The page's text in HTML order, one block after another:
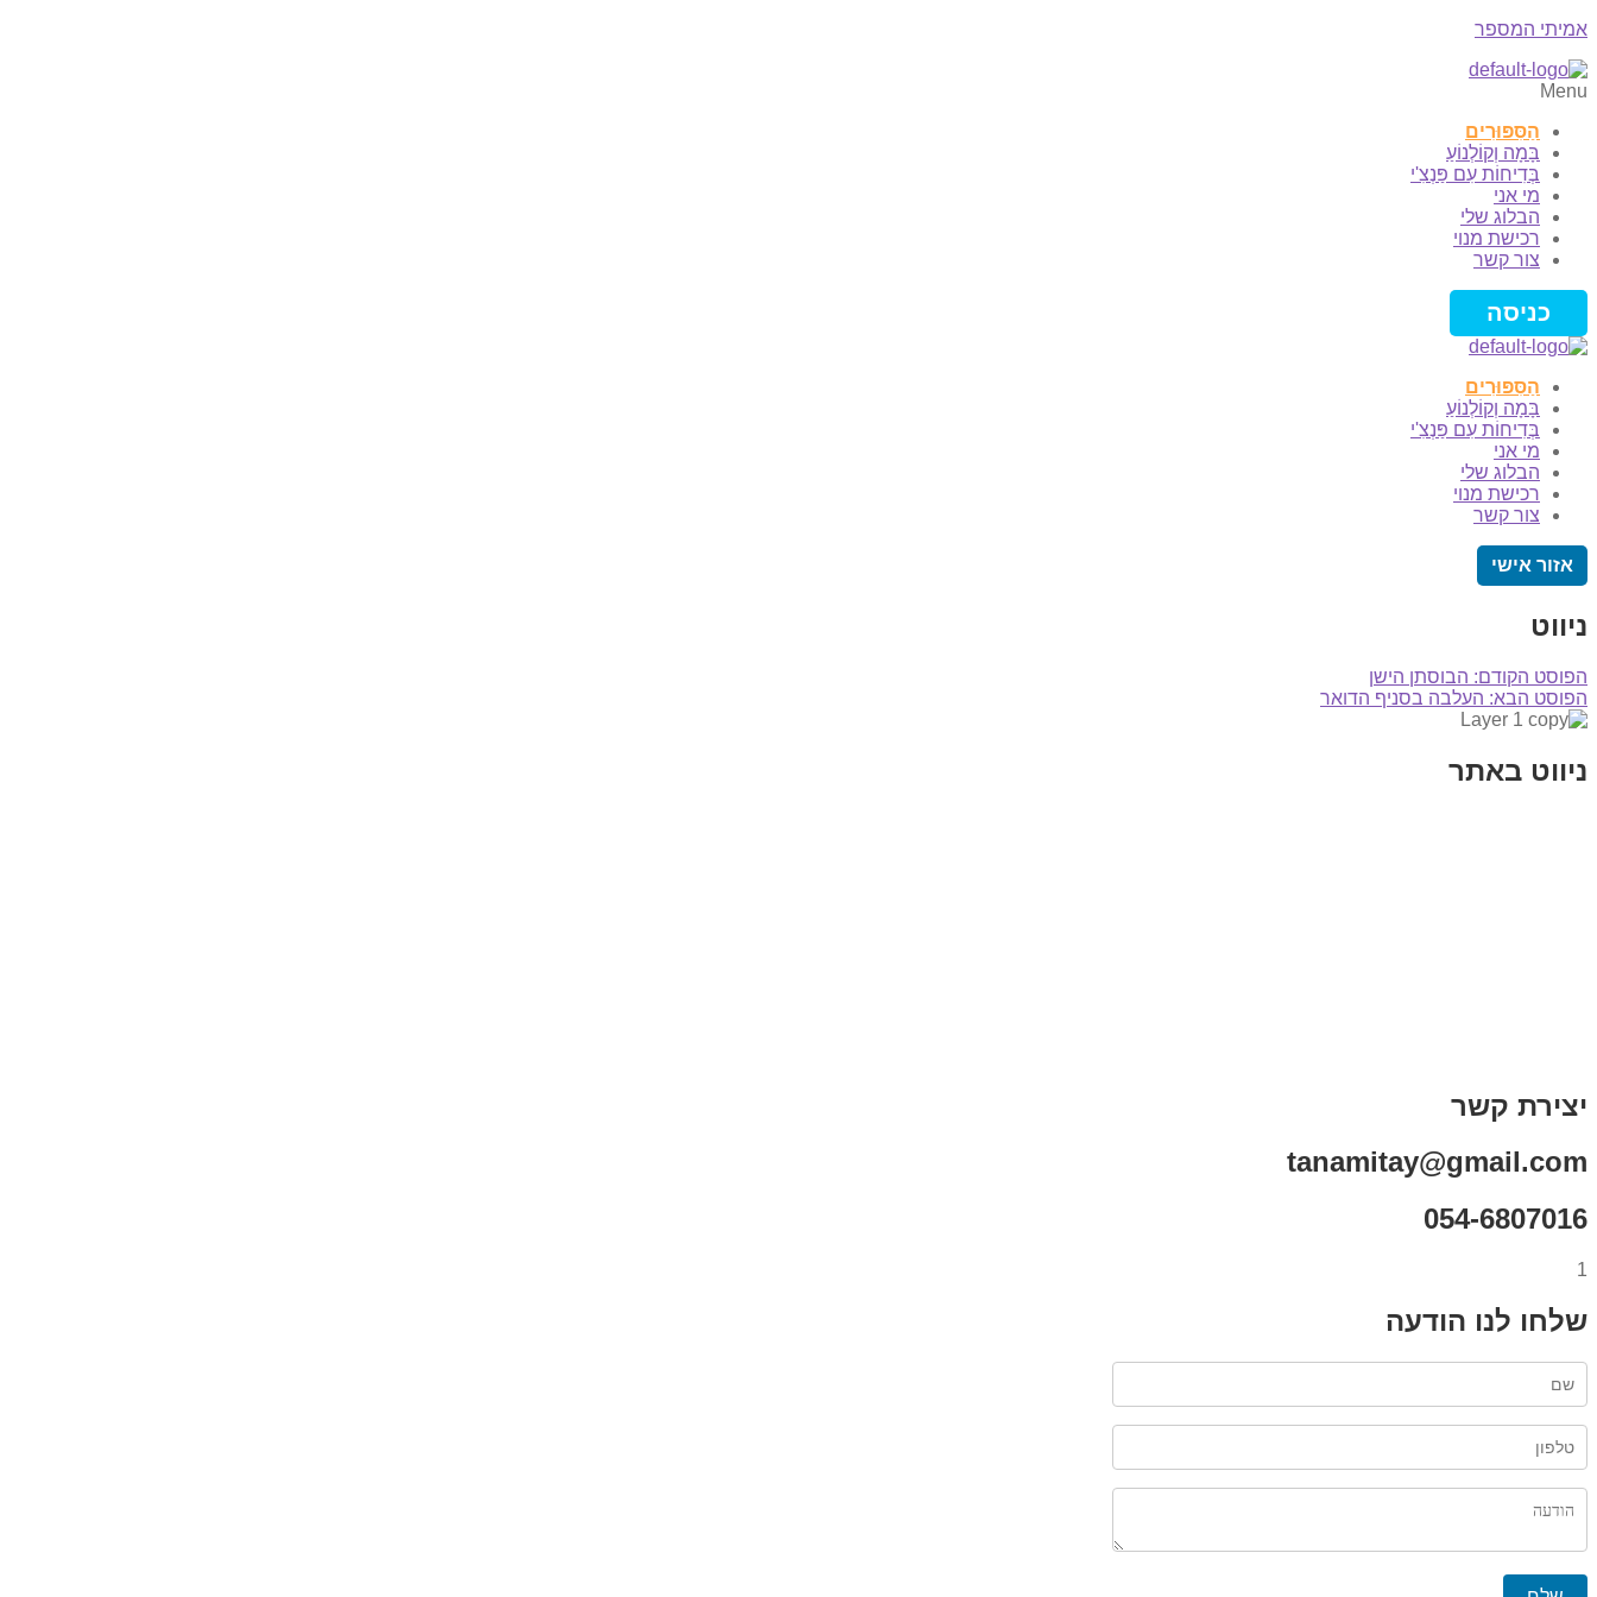
אמיתי המספר
Menu
הַסִּפּוּרִים
בָּמָה וְקוֹלְנוֹעַ
בְּדִיחוֹת עִם פַּנְצִ'י
מי אני
הבלוג שלי
רכישת מנוי
צור קשר
כניסה
הַסִּפּוּרִים
בָּמָה וְקוֹלְנוֹעַ
בְּדִיחוֹת עִם פַּנְצִ'י
מי אני
הבלוג שלי
רכישת מנוי
צור קשר
אזור אישי
ניווט
הפוסט הקודם: הבוסתן הישן
הפוסט הבא: העלבה בסניף הדואר
ניווט באתר
יצירת קשר
tanamitay@gmail.com
054-6807016
1
שלחו לנו הודעה